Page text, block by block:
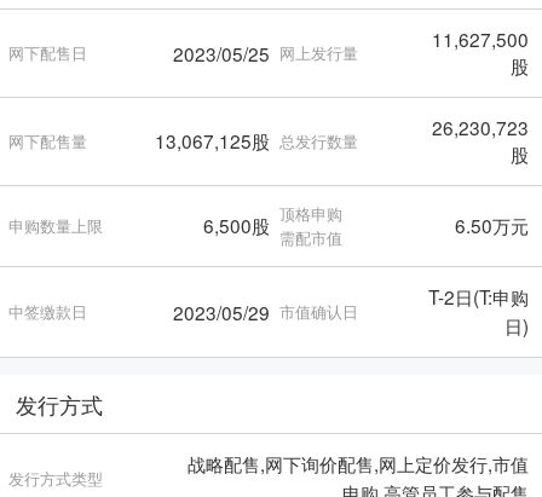
网下配售日 2023/05/25 网上发行量
11,627,500
股
网下配售量 13,067,125股 总发行数量
26,230,723
股
申购数量上限 6,500股 顶格申购
需配市值
6.50万元
中签缴款日 2023/05/29 市值确认日
T-2日(T:申购
日)
发行方式
发行方式类型
战略配售,网下询价配售,网上定价发行,市值